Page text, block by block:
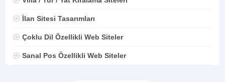
İlan Sitesi Tasarımları
Çoklu Dil Özellikli Web Siteler
Sanal Pos Özellikli Web Siteler